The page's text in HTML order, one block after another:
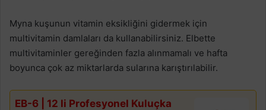
Myna kuşunun vitamin eksikliğini gidermek için
multivitamin damlaları da kullanabilirsiniz. Elbette
multivitaminler gereğinden fazla alınmamalı ve hafta
boyunca çok az miktarlarda sularına karıştırılabilir.
EB-6 | 12 li Profesyonel Kuluçka